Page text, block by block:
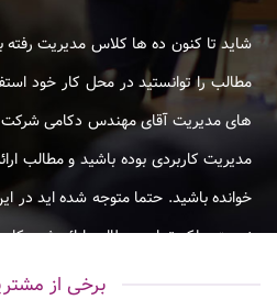
شاید تا کنون ده ها کلاس مدیریت رفته
مطالب را توانستید در محل کار خود
های مدیریت آقای مهندس دکامی شرکت
مدیریت کاربردی بوده باشید و مطالب
خوانده باشید. حتما متوجه شده اید در
نیست. بلکه تمامی مطالب ارائه شده
آنها در محل کار استفاده کرد. لذا
برخی از